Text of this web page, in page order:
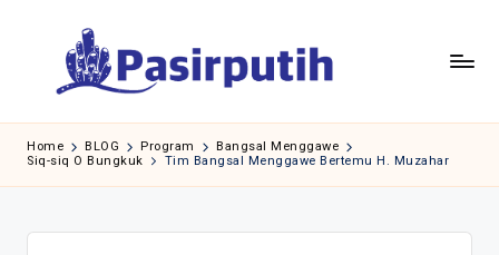
Home BLOG Program
Bangsal Menggawe
Siq-siq O Bungkuk
Tim Bangsal Menggawe Bertemu H. Muzahar